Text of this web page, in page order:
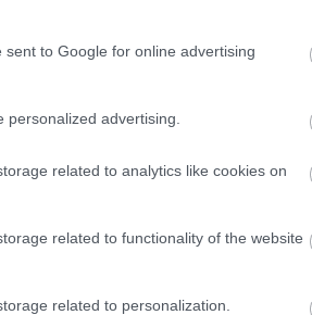
to Google for online advertising
advertising.
related to analytics like cookies on
related to functionality of the website
related to personalization.
των συμφερόντων
είναι δική μας (…)
στο